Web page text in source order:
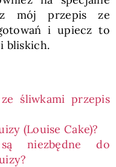
mój przepis ze
i upiecz to
bliskich.
śliwkami przepis
(Louise Cake)?
niezbędne do